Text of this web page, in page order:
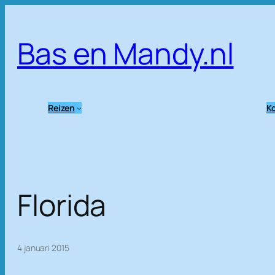
inhoud
Bas en Mandy.nl
Reizen
Florida
4 januari 2015